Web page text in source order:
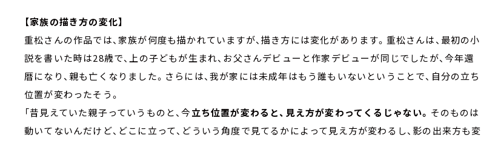
【家族の描き方の変化】
重松さんの作品では、家族が何度も描かれていますが、描き方には変化があります。重松さんは、最初の小
説を書いた時は28歳で、上の子どもが生まれ、お父さんデビューと作家デビューが同じでしたが、今年還
暦になり、親も亡くなりました。さらには、我が家には未成年はもう誰もいないということで、自分の立ち
位置が変わったそう。
「昔見えていた親子っていうものと、今立ち位置が変わると、見え方が変わってくるじゃない。 そのものは
動いてないんだけど、どこに立って、どういう角度で見てるかによって見え方が変わるし、影の出来方も変